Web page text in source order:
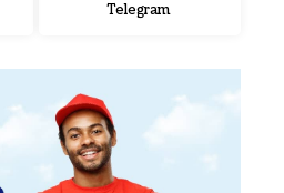
Telegram